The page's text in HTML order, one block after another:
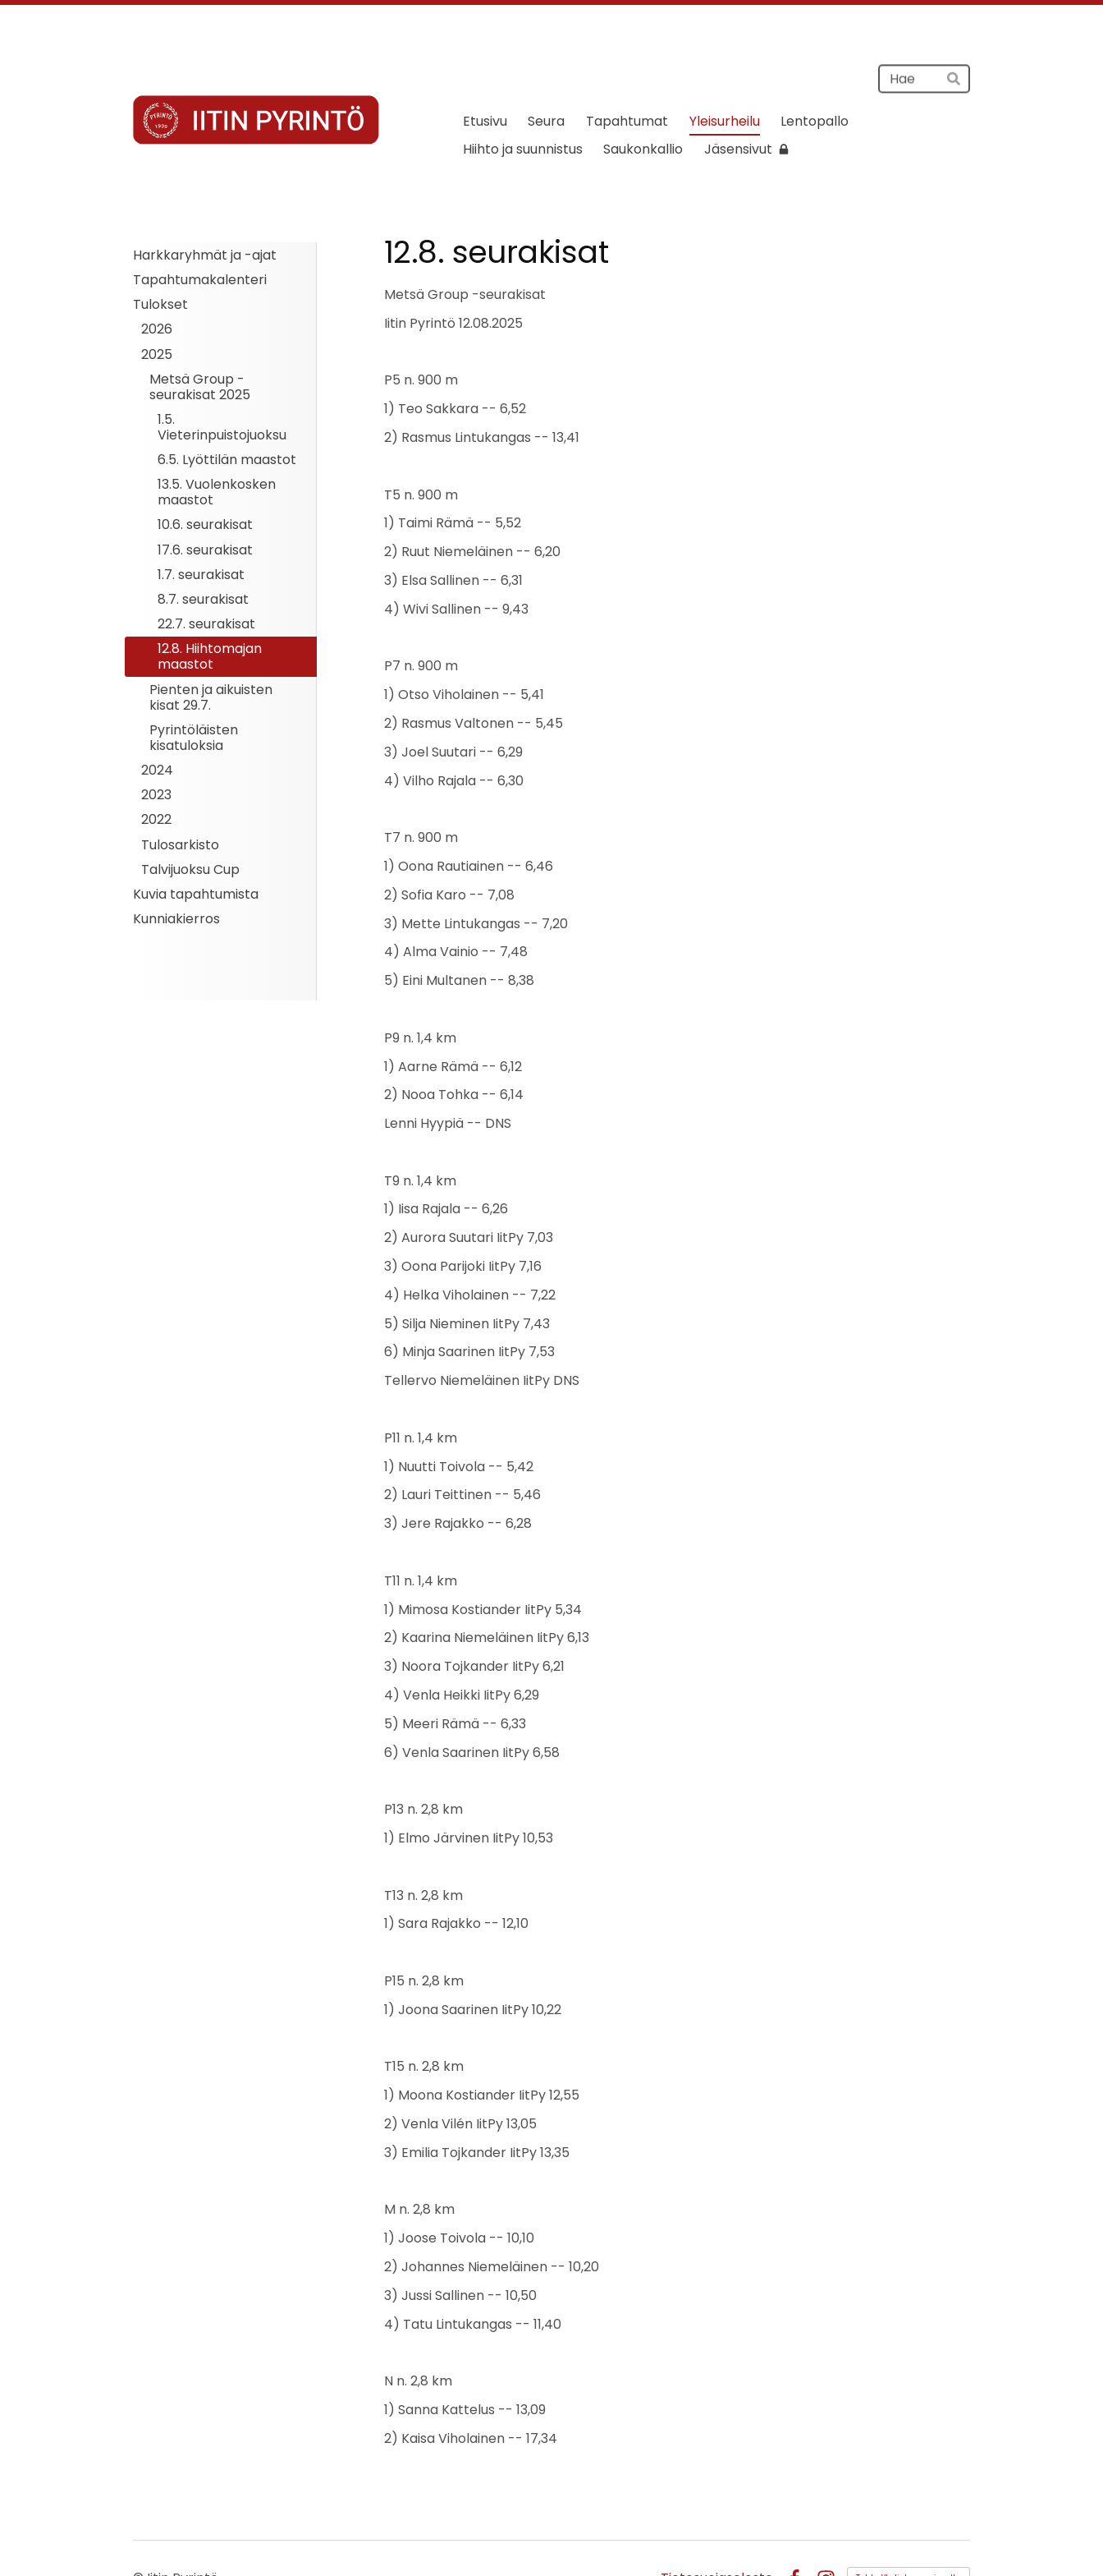
Haku
Hae
Iitin Pyrintö Etusivu Seura Tapahtumat Yleisurheilu
Lentopallo
Hiihto ja suunnistus
Saukonkallio Jäsensivut
Harkkaryhmät ja -ajat
Tapahtumakalenteri
Tulokset
2026
2025
Metsä Group -
seurakisat 2025
1.5.
Vieterinpuistojuoksu
6.5. Lyöttilän maastot
13.5. Vuolenkosken
maastot
10.6. seurakisat
17.6. seurakisat
1.7. seurakisat
8.7. seurakisat
22.7. seurakisat
12.8. Hiihtomajan
maastot
Pienten ja aikuisten
kisat 29.7.
Pyrintöläisten
kisatuloksia
2024
2023
2022
Tulosarkisto
Talvijuoksu Cup
Kuvia tapahtumista
Kunniakierros
12.8. seurakisat
Metsä Group -seurakisat
Iitin Pyrintö 12.08.2025
P5 n. 900 m
1) Teo Sakkara -- 6,52
2) Rasmus Lintukangas -- 13,41
T5 n. 900 m
1) Taimi Rämä -- 5,52
2) Ruut Niemeläinen -- 6,20
3) Elsa Sallinen -- 6,31
4) Wivi Sallinen -- 9,43
P7 n. 900 m
1) Otso Viholainen -- 5,41
2) Rasmus Valtonen -- 5,45
3) Joel Suutari -- 6,29
4) Vilho Rajala -- 6,30
T7 n. 900 m
1) Oona Rautiainen -- 6,46
2) Sofia Karo -- 7,08
3) Mette Lintukangas -- 7,20
4) Alma Vainio -- 7,48
5) Eini Multanen -- 8,38
P9 n. 1,4 km
1) Aarne Rämä -- 6,12
2) Nooa Tohka -- 6,14
Lenni Hyypiä -- DNS
T9 n. 1,4 km
1) Iisa Rajala -- 6,26
2) Aurora Suutari IitPy 7,03
3) Oona Parijoki IitPy 7,16
4) Helka Viholainen -- 7,22
5) Silja Nieminen IitPy 7,43
6) Minja Saarinen IitPy 7,53
Tellervo Niemeläinen IitPy DNS
P11 n. 1,4 km
1) Nuutti Toivola -- 5,42
2) Lauri Teittinen -- 5,46
3) Jere Rajakko -- 6,28
T11 n. 1,4 km
1) Mimosa Kostiander IitPy 5,34
2) Kaarina Niemeläinen IitPy 6,13
3) Noora Tojkander IitPy 6,21
4) Venla Heikki IitPy 6,29
5) Meeri Rämä -- 6,33
6) Venla Saarinen IitPy 6,58
P13 n. 2,8 km
1) Elmo Järvinen IitPy 10,53
T13 n. 2,8 km
1) Sara Rajakko -- 12,10
P15 n. 2,8 km
1) Joona Saarinen IitPy 10,22
T15 n. 2,8 km
1) Moona Kostiander IitPy 12,55
2) Venla Vilén IitPy 13,05
3) Emilia Tojkander IitPy 13,35
M n. 2,8 km
1) Joose Toivola -- 10,10
2) Johannes Niemeläinen -- 10,20
3) Jussi Sallinen -- 10,50
4) Tatu Lintukangas -- 11,40
N n. 2,8 km
1) Sanna Kattelus -- 13,09
2) Kaisa Viholainen -- 17,34